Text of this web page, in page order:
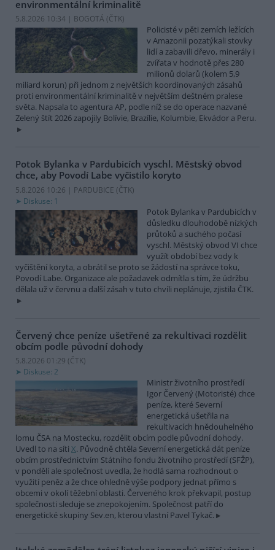
environmentální kriminalitě
5.8.2026 10:34 | BOGOTÁ (ČTK)
Policisté v pěti zemích ležících
v Amazonii pozatýkali stovky
lidí a zabavili dřevo, minerály i
zvířata v hodnotě přes 280
milionů dolarů (kolem 5,9
miliard korun) při jednom z největších koordinovaných zásahů
proti environmentální kriminalitě v největším deštném pralese
světa. Napsala to agentura AP, podle níž se do operace nazvané
Zelený štít 2026 zapojily Bolívie, Brazílie, Kolumbie, Ekvádor a Peru.
Potok Bylanka v Pardubicích vyschl. Městský obvod
chce, aby Povodí Labe vyčistilo koryto
5.8.2026 10:26 | PARDUBICE (ČTK)
Diskuse: 1
Potok Bylanka v Pardubicích v
důsledku dlouhodobě nízkých
průtoků a suchého počasí
vyschl. Městský obvod VI chce
využít období bez vody k
vyčištění koryta, a obrátil se proto se žádostí na správce toku,
Povodí Labe. Organizace ale požadavek odmítla s tím, že údržbu
dělala už v červnu a další zásah v tuto chvíli neplánuje, zjistila ČTK.
Červený chce peníze ušetřené za rekultivaci rozdělit
obcím podle původní dohody
5.8.2026 01:29 (ČTK)
Diskuse: 2
Ministr životního prostředí
Igor Červený (Motoristé) chce
peníze, které Severní
energetická ušetřila na
rekultivacích hnědouhelného
lomu ČSA na Mostecku, rozdělit obcím podle původní dohody.
Uvedl to na síti X. Původně chtěla Severní energetická dát peníze
obcím prostřednictvím Státního fondu životního prostředí (SFŽP),
v pondělí ale společnost uvedla, že hodlá sama rozhodnout o
využití peněz a že chce ohledně výše podpory jednat přímo s
obcemi v okolí těžební oblasti. Červeného krok překvapil, postup
společnosti sleduje se znepokojením. Společnost patří do
energetické skupiny Sev.en, kterou vlastní Pavel Tykač.